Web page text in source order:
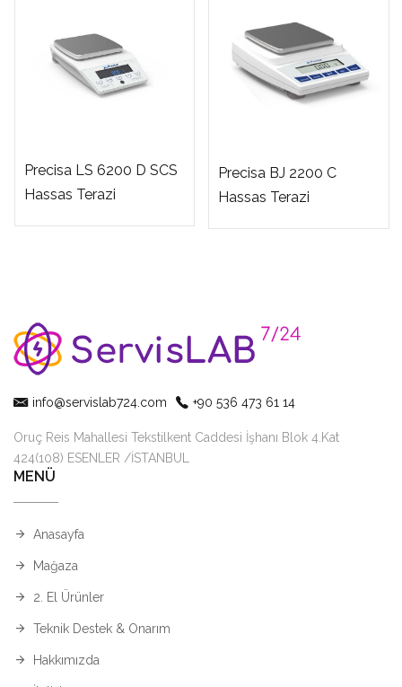
Precisa LS 6200 D SCS
Hassas Terazi
Precisa BJ 2200 C
Hassas Terazi
info@servislab724.com +90 536 473 61 14
Oruç Reis Mahallesi Tekstilkent Caddesi İşhanı Blok 4.Kat
424(108) ESENLER /İSTANBUL
MENÜ
Anasayfa
Mağaza
2. El Ürünler
Teknik Destek & Onarım
Hakkımızda